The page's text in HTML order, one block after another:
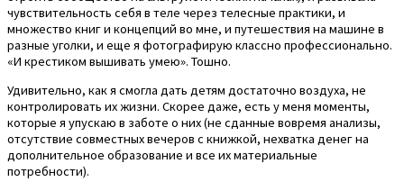
чувствительность себя в теле через телесные практики, и
множество книг и концепций во мне, и путешествия на машине в
разные уголки, и еще я фотографирую классно профессионально.
«И крестиком вышивать умею». Тошно.
Удивительно, как я смогла дать детям достаточно воздуха, не
контролировать их жизни. Скорее даже, есть у меня моменты,
которые я упускаю в заботе о них (не сданные вовремя анализы,
отсутствие совместных вечеров с книжкой, нехватка денег на
дополнительное образование и все их материальные
потребности).